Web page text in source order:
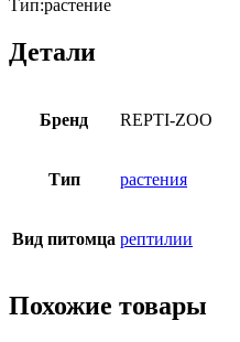
Тип:растение
Детали
Бренд REPTI-ZOO
Тип растения
Вид питомца рептилии
Похожие товары